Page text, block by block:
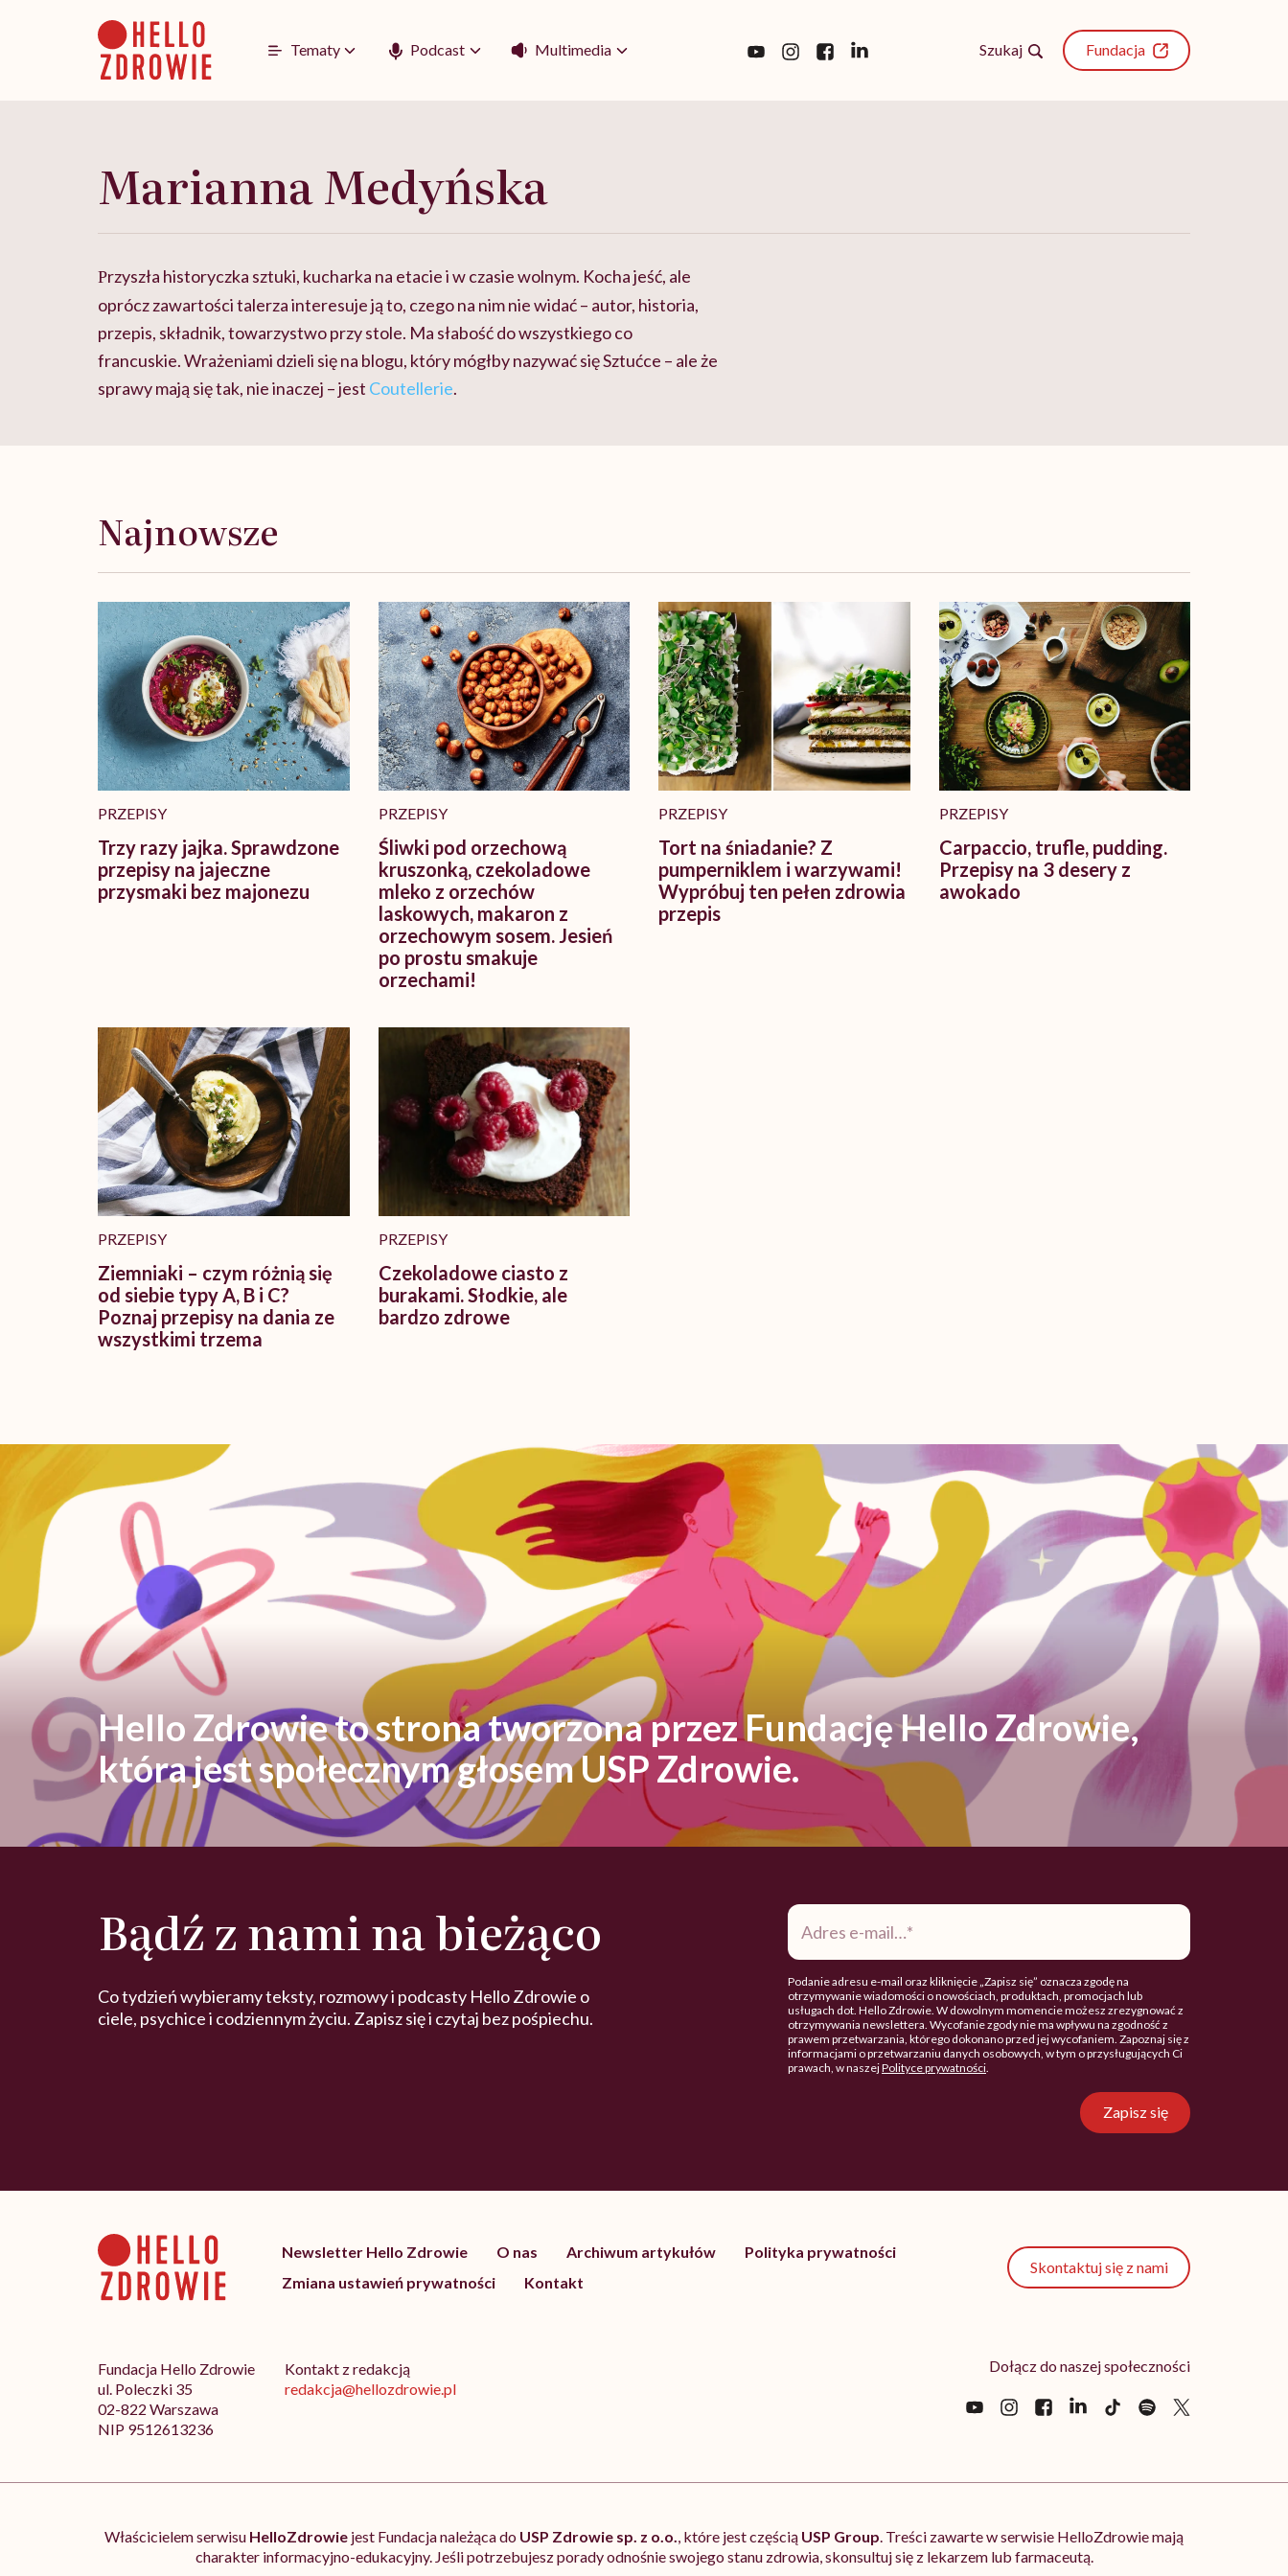
Tematy Podcast Multimedia Szukaj Fundacja
Marianna Medyńska
Przyszła historyczka sztuki, kucharka na etacie i w czasie wolnym. Kocha jeść, ale
oprócz zawartości talerza interesuje ją to, czego na nim nie widać – autor, historia,
przepis, składnik, towarzystwo przy stole. Ma słabość do wszystkiego co
francuskie. Wrażeniami dzieli się na blogu, który mógłby nazywać się Sztućce – ale że
sprawy mają się tak, nie inaczej – jest Coutellerie.
Najnowsze
PRZEPISY
Trzy razy jajka. Sprawdzone
przepisy na jajeczne
przysmaki bez majonezu
PRZEPISY
Śliwki pod orzechową
kruszonką, czekoladowe
mleko z orzechów
laskowych, makaron z
orzechowym sosem. Jesień
po prostu smakuje
orzechami!
PRZEPISY
Tort na śniadanie? Z
pumperniklem i warzywami!
Wypróbuj ten pełen zdrowia
przepis
PRZEPISY
Carpaccio, trufle, pudding.
Przepisy na 3 desery z
awokado
PRZEPISY
Ziemniaki – czym różnią się
od siebie typy A, B i C?
Poznaj przepisy na dania ze
wszystkimi trzema
PRZEPISY
Czekoladowe ciasto z
burakami. Słodkie, ale
bardzo zdrowe
Hello Zdrowie to strona tworzona przez Fundację Hello Zdrowie,
która jest społecznym głosem USP Zdrowie.
Bądź z nami na bieżąco
Co tydzień wybieramy teksty, rozmowy i podcasty Hello Zdrowie o
ciele, psychice i codziennym życiu. Zapisz się i czytaj bez pośpiechu.
Adres
mail*
Podanie adresu e-mail oraz kliknięcie „Zapisz się” oznacza zgodę na
otrzymywanie wiadomości o nowościach, produktach, promocjach lub
usługach dot. Hello Zdrowie. W dowolnym momencie możesz zrezygnować z
otrzymywania newslettera. Wycofanie zgody nie ma wpływu na zgodność z
prawem przetwarzania, którego dokonano przed jej wycofaniem. Zapoznaj się z
informacjami o przetwarzaniu danych osobowych, w tym o przysługujących Ci
prawach, w naszejPolityce prywatności
Zapisz się
Newsletter Hello Zdrowie O nas Archiwum artykułów
Polityka prywatności
Zmiana ustawień prywatności
Kontakt
Skontaktuj się z nami
Fundacja Hello Zdrowie
ul. Poleczki 35
02-822 Warszawa
NIP 9512613236
Kontakt z redakcją
redakcja@hellozdrowie.pl
Dołącz do naszej społeczności
Właścicielem serwisu HelloZdrowie jest Fundacja należąca do USP Zdrowie sp. z o.o., które jest częścią USP Group. Treści zawarte w serwisie HelloZdrowie mają
charakter informacyjno-edukacyjny. Jeśli potrzebujesz porady odnośnie swojego stanu zdrowia, skonsultuj się z lekarzem lub farmaceutą.